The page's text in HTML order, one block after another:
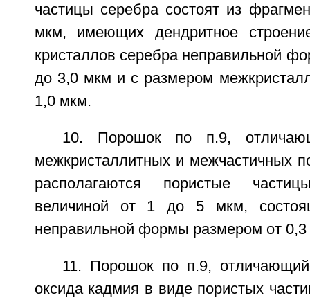
частицы серебра состоят из
мкм, имеющих дендритное
кристаллов серебра неправильной
до 3,0 мкм и с размером
1,0 мкм.
10. Порошок по п.9,
межкристаллитных и межчастичных
располагаются пористые
величиной от 1 до 5 мкм,
неправильной формы размером от
11. Порошок по п.9,
оксида кадмия в виде пористых